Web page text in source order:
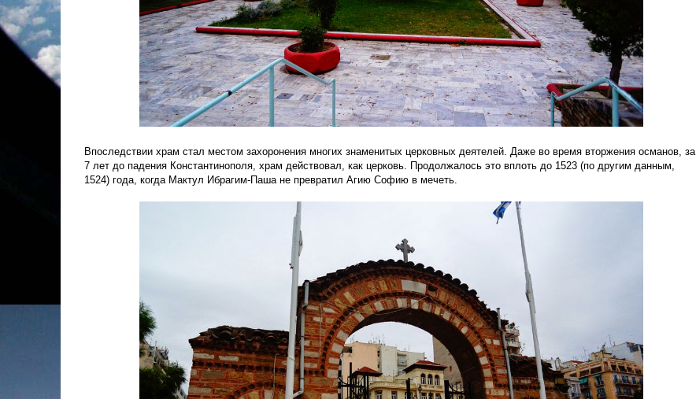
Впоследствии храм стал местом захоронения многих знаменитых церковных деятелей. Даже во время вторжения османов, за
7 лет до падения Константинополя, храм действовал, как церковь. Продолжалось это вплоть до 1523 (по другим данным,
1524) года, когда Мактул Ибрагим-Паша не превратил Агию Софию в мечеть.